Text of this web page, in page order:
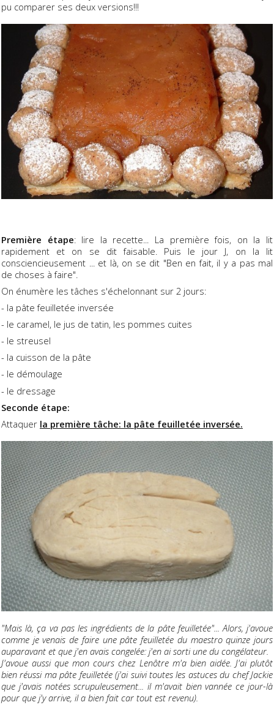
pu comparer ses deux versions!!!
Première étape: lire la recette... La première fois, on la lit
rapidement et on se dit faisable. Puis le jour J, on la lit
consciencieusement ... et là, on se dit "Ben en fait, il y a pas mal
de choses à faire".
On énumère les tâches s'échelonnant sur 2 jours:
- la pâte feuilletée inversée
- le caramel, le jus de tatin, les pommes cuites
- le streusel
- la cuisson de la pâte
- le démoulage
- le dressage
Seconde étape:
Attaquer la première tâche: la pâte feuilletée inversée.
"Mais là, ça va pas les ingrédients de la pâte feuilletée"... Alors, j'avoue
comme je venais de faire une pâte feuilletée du maestro quinze jours
auparavant et que j'en avais congelée: j'en ai sorti une du congélateur.
J'avoue aussi que mon cours chez Lenôtre m'a bien aidée. J'ai plutôt
bien réussi ma pâte feuilletée (j'ai suivi toutes les astuces du chef Jackie
que j'avais notées scrupuleusement... il m'avait bien vannée ce jour-là
pour que j'y arrive, il a bien fait car tout est revenu).